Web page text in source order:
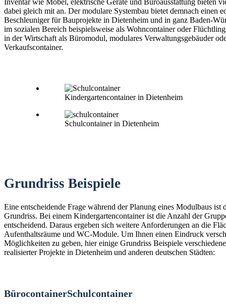
dabei gleich mit an. Der modulare Systembau bietet demnach einen
Beschleuniger für Bauprojekte in Dietenheim und in ganz Baden-
im sozialen Bereich beispielsweise als Wohncontainer oder
in der Wirtschaft als Büromodul, modulares Verwaltungsgebäuder
Verkaufscontainer.
Kindergartencontainer in Dietenheim
Schulcontainer in Dietenheim
Grundriss Beispiele
Eine entscheidende Frage während der Planung eines Modulbaus ist
Grundriss. Bei einem Kindergartencontainer ist die Anzahl der
entscheidend. Daraus ergeben sich weitere Anforderungen an die
Aufenthaltsräume und WC-Module. Um Ihnen einen Eindruck
Möglichkeiten zu geben, hier einige Grundriss Beispiele
realisierter Projekte in Dietenheim und anderen deutschen Städten:
BürocontainerSchulcontainer